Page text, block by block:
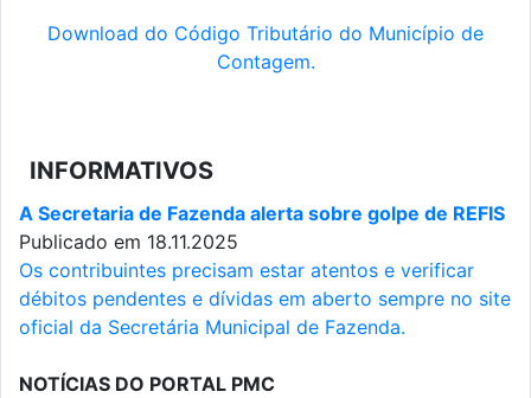
Download do Código Tributário do Município de
Contagem.
INFORMATIVOS
A Secretaria de Fazenda alerta sobre golpe de REFIS
Publicado em 18.11.2025
Os contribuintes precisam estar atentos e verificar
débitos pendentes e dívidas em aberto sempre no site
oficial da Secretária Municipal de Fazenda.
NOTÍCIAS DO PORTAL PMC